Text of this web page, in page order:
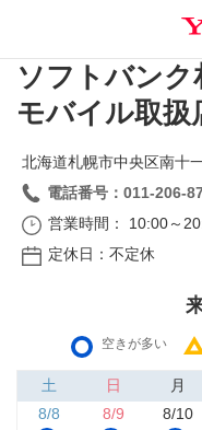
SEARCH
ソフトバンク
モバイル取扱
北海道札幌市中央区南十
電話番号：011-206-
営業時間： 10:00～
定休日：不定休
空きが多い
土 日 月
8/8
8/9 8/10